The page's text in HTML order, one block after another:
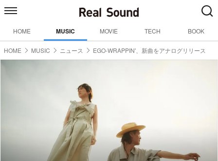
HOME MUSIC MOVIE TECH BOOK
HOME MUSIC ニュース EGO-WRAPPIN'、新曲をアナログリリース